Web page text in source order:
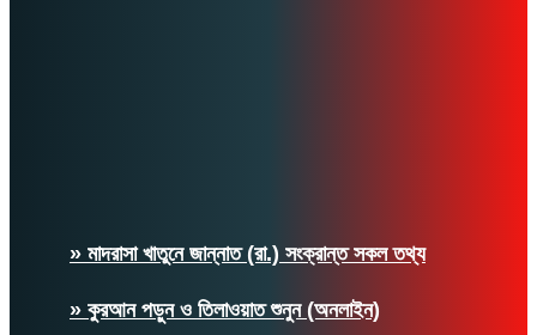
» মাদরাসা খাতুনে জান্নাত (রা.) সংক্রান্ত সকল তথ্য
» কুরআন পড়ুন ও তিলাওয়াত শুনুন (অনলাইন)